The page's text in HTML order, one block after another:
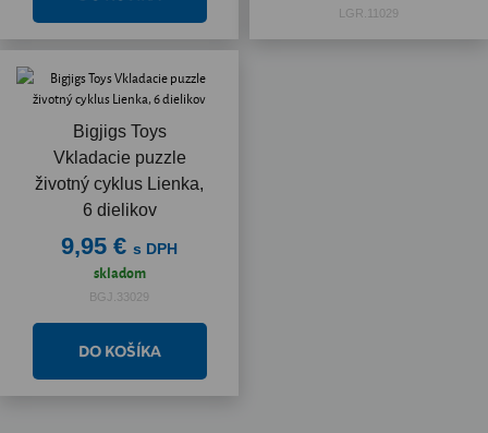
LGR.11029
Bigjigs Toys
Vkladacie puzzle
životný cyklus Lienka,
6 dielikov
9,95 € s DPH
skladom
BGJ.33029